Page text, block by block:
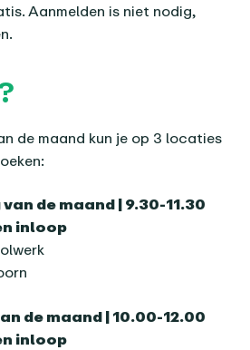
Aanmelden is niet nodig,
de maand kun je op 3 locaties
de maand | 9.30-11.30
inloop
de maand | 10.00-12.00
inloop